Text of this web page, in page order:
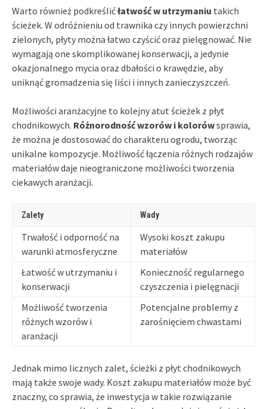
Warto również podkreślićłatwość w utrzymaniu takich
ścieżek. W odróżnieniu od trawnika czy innych powierzchni
zielonych, płyty można łatwo czyścić oraz pielęgnować. Nie
wymagają one skomplikowanej konserwacji, a jedynie
okazjonalnego mycia oraz dbałości o krawędzie, aby
uniknąć gromadzenia się liści i innych zanieczyszczeń.
Możliwości aranżacyjne to kolejny atut ścieżek z płyt
chodnikowych. Różnorodność wzorów i kolorówsprawia,
że można je dostosować do charakteru ogrodu, tworząc
unikalne kompozycje. Możliwość łączenia różnych rodzajów
materiałów daje nieograniczone możliwości tworzenia
ciekawych aranżacji.
Zalety Wady
Trwałość i odporność na
warunki atmosferyczne
Wysoki koszt zakupu
materiałów
Łatwość w utrzymaniu i
konserwacji
Konieczność regularnego
czyszczenia i pielęgnacji
Możliwość tworzenia
różnych wzorów i
aranżacji
Potencjalne problemy z
zarośnięciem chwastami
Jednak mimo licznych zalet, ścieżki z płyt chodnikowych
mają także swoje wady. Koszt zakupu materiałów może być
znaczny, co sprawia, że inwestycja w takie rozwiązanie